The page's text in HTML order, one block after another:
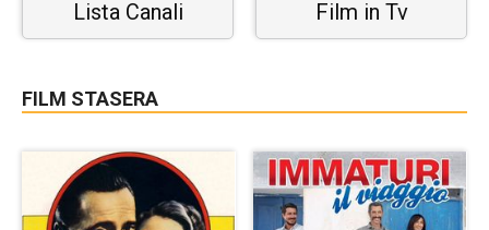
Lista Canali Film in Tv
FILM STASERA